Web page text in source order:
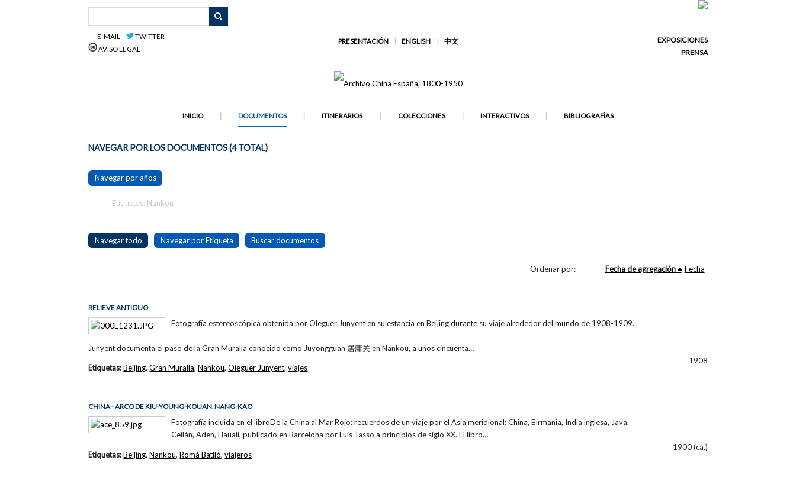
E-MAIL
TWITTER
AVISO LEGAL
PRESENTACIÓN ENGLISH 中文
EXPOSICIONES
PRENSA
INICIO DOCUMENTOS ITINERARIOS COLECCIONES INTERACTIVOS BIBLIOGRAFÍAS
NAVEGAR POR LOS DOCUMENTOS (4 TOTAL)
Navegar por años
Etiquetas: Nankou
Navegar todo Navegar por Etiqueta Buscar documentos
Ordenar por: Fecha de agregación Fecha
RELIEVE ANTIGUO
Fotografía estereoscópica obtenida por Oleguer Junyent en su estancia en Beijing durante su viaje alrededor del mundo de 1908-1909.
Junyent documenta el paso de la Gran Muralla conocido como Juyongguan 居庸关 en Nankou, a unos cincuenta…
1908
Etiquetas:Beijing,Gran Muralla,Nankou,Oleguer Junyent,viajes
CHINA - ARCO DE KIU-YOUNG-KOUAN. NANG-KAO
Fotografía incluida en el libroDe la China al Mar Rojo: recuerdos de un viaje por el Asia meridional: China, Birmania, India inglesa, Java,
Ceilán, Aden, Hauaii, publicado en Barcelona por Luis Tasso a principios de siglo XX. El libro…
1900 (ca.)
Etiquetas:Beijing,Nankou,Romà Batlló,viajeros